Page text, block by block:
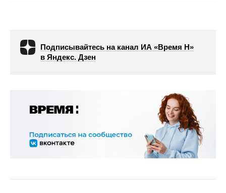
Подписывайтесь на канал ИА «Время Н»
в Яндекс. Дзен